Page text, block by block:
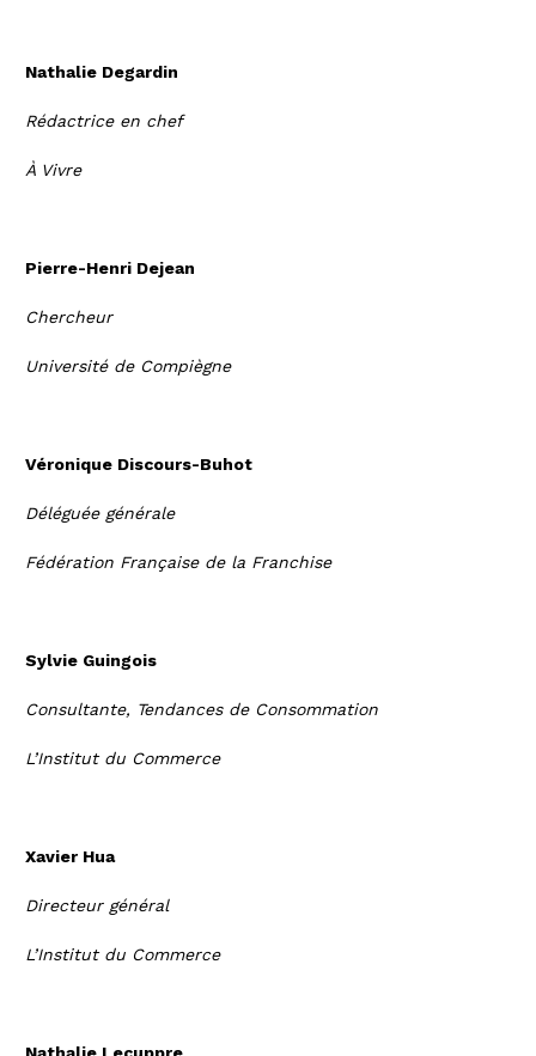
Nathalie Degardin
Rédactrice en chef
À Vivre
Pierre-Henri Dejean
Chercheur
Université de Compiègne
Véronique Discours-Buhot
Déléguée générale
Fédération Française de la Franchise
Sylvie Guingois
Consultante, Tendances de Consommation
L’Institut du Commerce
Xavier Hua
Directeur général
L’Institut du Commerce